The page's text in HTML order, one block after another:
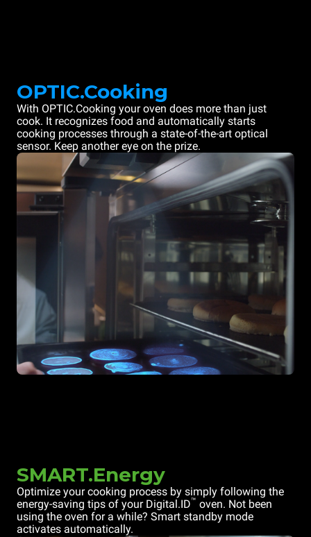
OPTIC.Cooking
With OPTIC.Cooking your oven does more than just
cook. It recognizes food and automatically starts
cooking processes through a state-of-the-art optical
sensor. Keep another eye on the prize.
SMART.Energy
Optimize your cooking process by simply following the
energy-saving tips of your Digital.ID™ oven. Not been
using the oven for a while? Smart standby mode
activates automatically.